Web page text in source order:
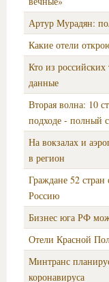
Артур Мурадян:
Какие отели
Кто из
данные
Вторая волна: 10
подходе - полный
На вокзалах и
в регион
Граждане 52
Россию
Бизнес юга РФ
Отели Красной
Минтранс
коронавируса